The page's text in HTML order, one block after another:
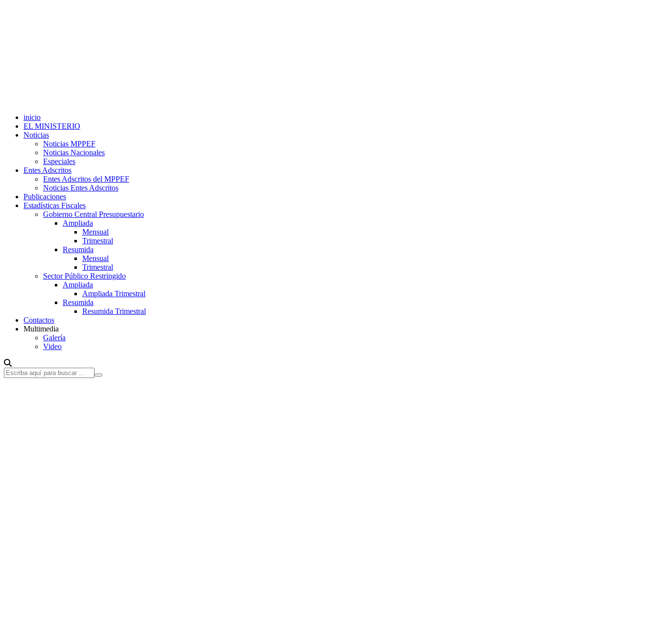
inicio
EL MINISTERIO
Noticias
Noticias MPPEF
Noticias Nacionales
Especiales
Entes Adscritos
Entes Adscritos del MPPEF
Noticias Entes Adscritos
Publicaciones
Estadísticas Fiscales
Gobierno Central Presupuestario
Ampliada
Mensual
Trimestral
Resumida
Mensual
Trimestral
Sector Público Restringido
Ampliada
Ampliada Trimestral
Resumida
Resumida Trimestral
Contactos
Multimedia
Galería
Video